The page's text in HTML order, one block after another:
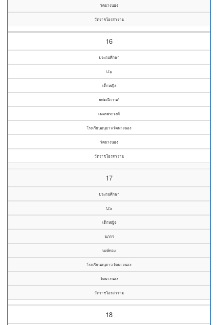
วัดนางนอง
วัดราชโอรสาราม
16
ประถมศึกษา
ป.๖
เด็กหญิง
ยศมณีกานต์
เนตรพระวงศ์
โรงเรียนอนุบาลวัดนางนอง
วัดนางนอง
วัดราชโอรสาราม
17
ประถมศึกษา
ป.๖
เด็กหญิง
นภกร
หงษ์ทอง
โรงเรียนอนุบาลวัดนางนอง
วัดนางนอง
วัดราชโอรสาราม
18